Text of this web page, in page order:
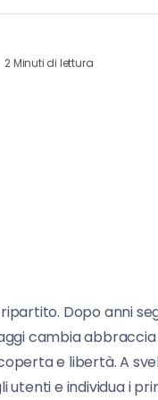
2 Minuti di lettura
Dopo anni
cambia
e libertà. A
utenti e individua i